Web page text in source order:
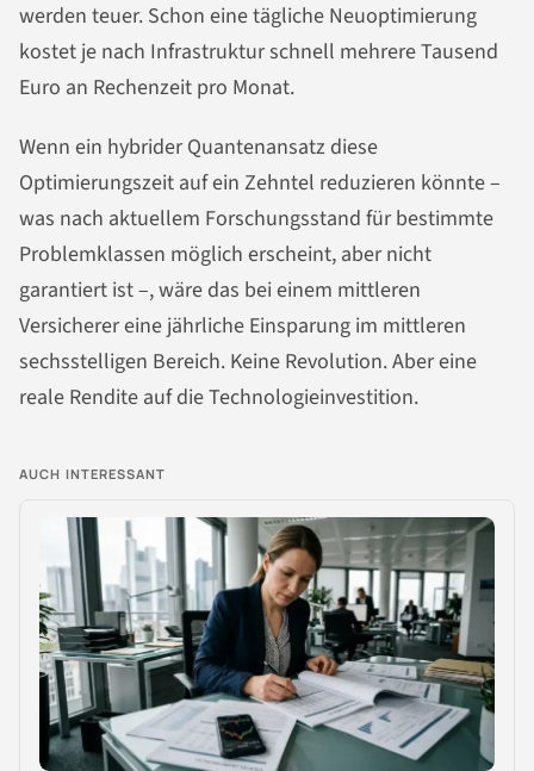
werden teuer. Schon eine tägliche Neuoptimierung
kostet je nach Infrastruktur schnell mehrere Tausend
Euro an Rechenzeit pro Monat.
Wenn ein hybrider Quantenansatz diese
Optimierungszeit auf ein Zehntel reduzieren könnte –
was nach aktuellem Forschungsstand für bestimmte
Problemklassen möglich erscheint, aber nicht
garantiert ist –, wäre das bei einem mittleren
Versicherer eine jährliche Einsparung im mittleren
sechsstelligen Bereich. Keine Revolution. Aber eine
reale Rendite auf die Technologieinvestition.
AUCH INTERESSANT